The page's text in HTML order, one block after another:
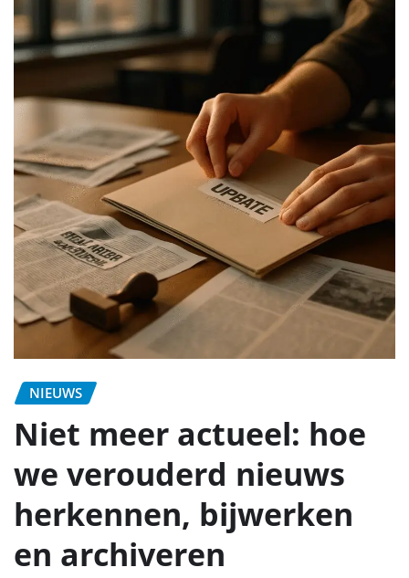
NIEUWS
Niet meer actueel: hoe
we verouderd nieuws
herkennen, bijwerken
en archiveren